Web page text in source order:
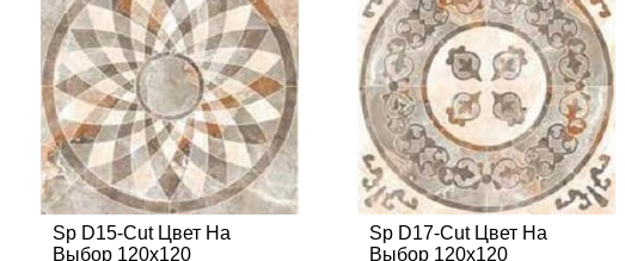
Sp D15-Cut Цвет На
Выбор 120x120
Sp D17-Cut Цвет На
Выбор 120x120